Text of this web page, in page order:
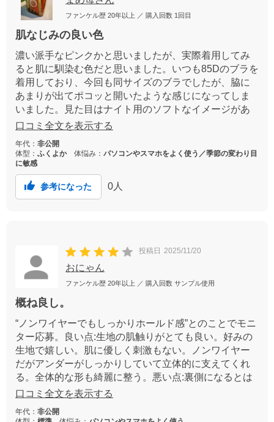
ファンケル歴 20年以上 ／ 購入回数 1回目
肌なじみの良い色
濃い派手なピンクかと思いましたが、実際着用してみ
ると肌に馴染む色だと思いました。いつも85Dのブラを
着用しており、今回も同サイズのブラでしたが、脇に
あまりが出てポコッと開いたような感じになってしま
いました。見た目はナイト用のソフトなイメージがあ
りましたが、しっかりサポートしてくれるブラです。
口コミ全文を表示する
年代： 非公開
体型： ふくよか体悩み： パソコンやスマホをよく使う／季節の変わり目
に敏感
参考になった 0 人
投稿日 2025/11/20
おにゃん
ファンケル歴 20年以上 ／ 購入回数 サンプル使用
概ね良し。
“ノンワイヤーでもしっかりホールド感”とのことでモニ
ター応募。良い点:生地の肌触りがとても良い。好みの
生地で嬉しい。肌に優しく刺激もない。ノンワイヤー
だがアンダーがしっかりしていて立体的に支えてくれ
る。全体的な形も綺麗に整う。悪い点:裏側になるとは
いえカップがそのまま見えるのは微妙。ストラップが
た。幅広で肌触りも良いだけにそこだけ残念。
口コミ全文を表示する
年代： 非公開